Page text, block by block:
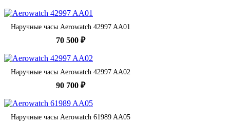
Наручные часы Aerowatch 42997 AA01
70 500 ₽
Наручные часы Aerowatch 42997 AA02
90 700 ₽
Наручные часы Aerowatch 61989 AA05